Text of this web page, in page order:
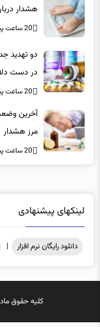
هشدار
20 ساعت پیش
دو تهدید
در دست
دارویی
20 ساعت پیش
مرز هشدار
20 ساعت پیش
لینکهای پیشنهادی
دانلود رایگان نرم افزار |
کلیه حقوق